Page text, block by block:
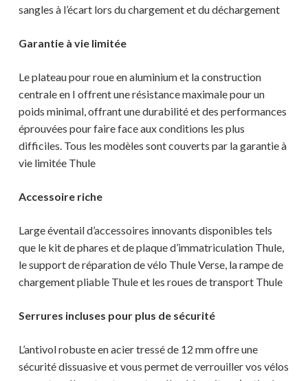
sangles à l’écart lors du chargement et du déchargement
Garantie à vie limitée
Le plateau pour roue en aluminium et la construction
centrale en I offrent une résistance maximale pour un
poids minimal, offrant une durabilité et des performances
éprouvées pour faire face aux conditions les plus
difficiles. Tous les modèles sont couverts par la garantie à
vie limitée Thule
Accessoire riche
Large éventail d’accessoires innovants disponibles tels
que le kit de phares et de plaque d’immatriculation Thule,
le support de réparation de vélo Thule Verse, la rampe de
chargement pliable Thule et les roues de transport Thule
Serrures incluses pour plus de sécurité
L’antivol robuste en acier tressé de 12 mm offre une
sécurité dissuasive et vous permet de verrouiller vos vélos